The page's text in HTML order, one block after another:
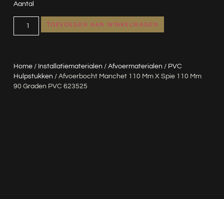
Home/ Installatiematerialen / Afvoermaterialen / PVC
Hulpstukken / Afvoerbocht Manchet 110 Mm X Spie 110 Mm
90 Graden PVC 623525
Aantal
TOEVOEGEN AAN WINKELWAGEN